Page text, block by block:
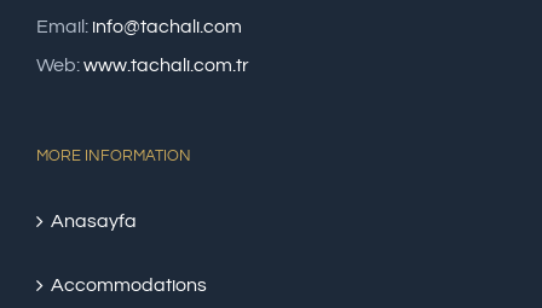
Email: info@tachali.com
Web:www.tachali.com.tr
MORE INFORMATION
Anasayfa
Accommodations